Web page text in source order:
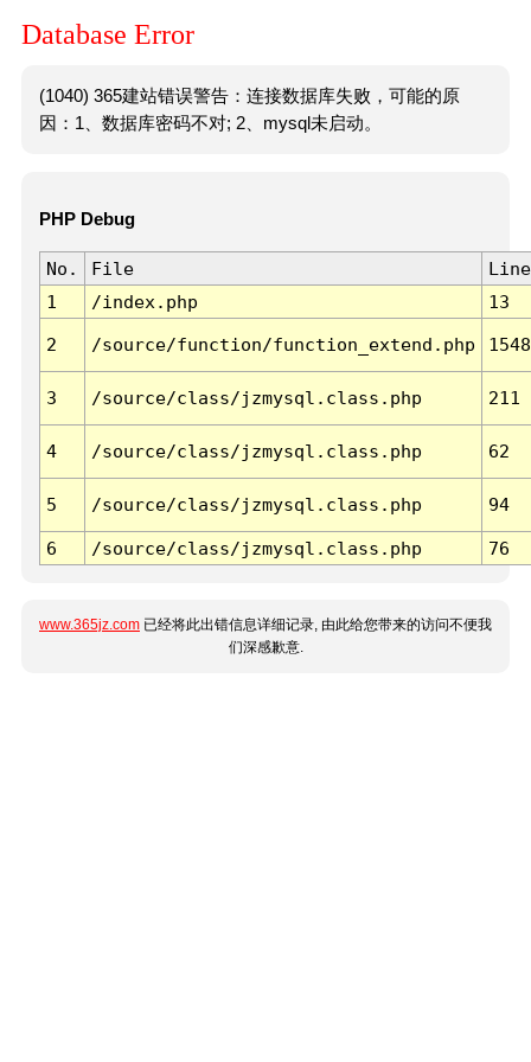
Database Error
(1040) 365建站错误警告：连接数据库失败，可能的原
因：1、数据库密码不对; 2、mysql未启动。
PHP Debug
No. File
Line
1
/index.php 13
2 /source/function/function_extend.php 1548
3 /source/class/jzmysql.class.php 211
4 /source/class/jzmysql.class.php 62
5 /source/class/jzmysql.class.php 94
6 /source/class/jzmysql.class.php 76
www.365jz.com 已经将此出错信息详细记录, 由此给您带来的访问不便我
们深感歉意.